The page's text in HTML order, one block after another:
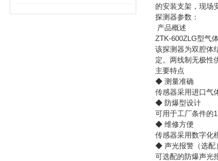
的安装支架，现场
探测器参数：
产品概述
ZTK-600ZLG型气
该探测器为双腔体
定。两线制无极性
主要特点
◆ 测量准确
传感器采用进口气
◆ 防爆型设计
可用于工厂条件的
◆ 维修方便
传感器采用数字化
◆ 声光报警（选配
可选配的防爆声光